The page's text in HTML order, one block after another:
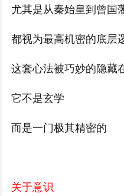
尤其是从秦始皇到曾国
都视为最高机密的底层
这套心法被巧妙的隐藏
它不是玄学
而是一门极其精密的
关于意识